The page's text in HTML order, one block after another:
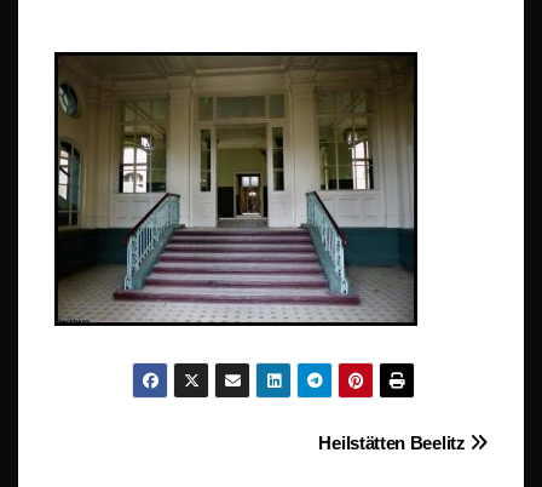
Beitragsnavigation
Heilstätten Beelitz